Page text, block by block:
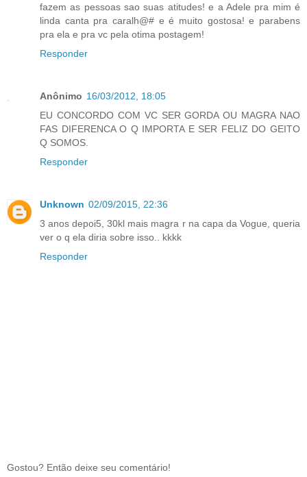
fazem as pessoas sao suas atitudes! e a Adele pra mim é
linda canta pra caralh@# e é muito gostosa! e parabens
pra ela e pra vc pela otima postagem!
Responder
Anônimo 16/03/2012, 18:05
EU CONCORDO COM VC SER GORDA OU MAGRA NAO
FAS DIFERENCA O Q IMPORTA E SER FELIZ DO GEITO
Q SOMOS.
Responder
Unknown 02/09/2015, 22:36
3 anos depoi5, 30kl mais magra r na capa da Vogue, queria
ver o q ela diria sobre isso.. kkkk
Responder
Gostou? Então deixe seu comentário!